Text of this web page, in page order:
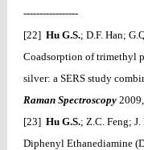
-----------------
[22] Hu G.S.; D.F. Han;
Coadsorption of trimethyl
silver: a SERS study
Raman Spectroscopy 2009,
[23] Hu G.S.; Z.C. Feng;
Diphenyl Ethanediamine